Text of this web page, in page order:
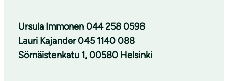
Ursula Immonen 044 258 0598
Lauri Kajander 045 1140 088
Sörnäistenkatu 1, 00580 Helsinki